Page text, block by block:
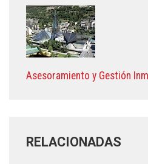
Asesoramiento y Gestión
RELACIONADAS